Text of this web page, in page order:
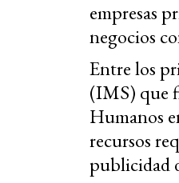
empresas
negocios
Entre los
(IMS) que
Humanos
recursos
publicidad